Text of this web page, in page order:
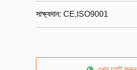
সাক্ষ্যদান: CE,ISO9001